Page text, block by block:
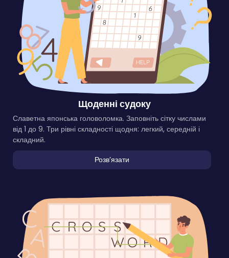
Щоденні судоку
Славетна японська головоломка. Заповніть сітку числами
від 1 до 9. Три рівні складності щодня: легкий, середній і
складний.
Розвʼязати